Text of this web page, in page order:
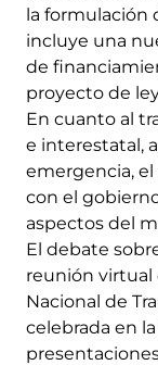
la formulación
incluye una
de
proyecto de
En cuanto al
e interestatal,
emergencia,
con el
aspectos del
El debate
reunión virtual
Nacional de
celebrada en